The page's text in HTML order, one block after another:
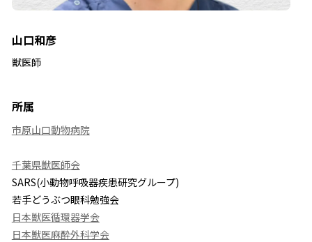
山口和彦
獣医師
所属
市原山口動物病院
千葉県獣医師会
SARS(小動物呼吸器疾患研究グループ)
若手どうぶつ眼科勉強会
日本獣医循環器学会
日本獣医麻酔外科学会